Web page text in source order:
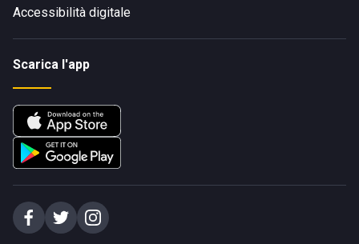
Accessibilità digitale
Scarica l'app